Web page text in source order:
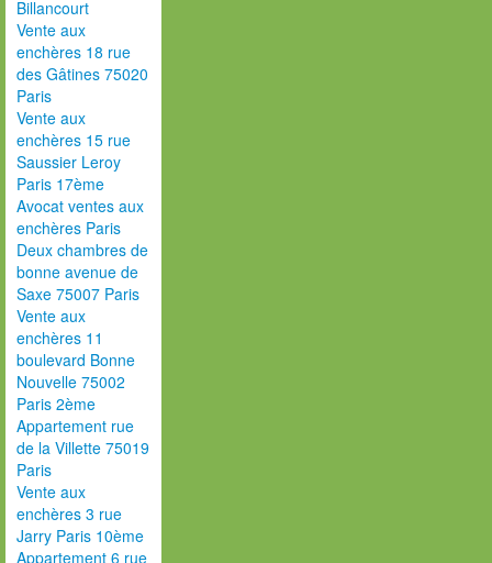
Billancourt
Vente aux
enchères 18 rue
des Gâtines 75020
Paris
Vente aux
enchères 15 rue
Saussier Leroy
Paris 17ème
Avocat ventes aux
enchères Paris
Deux chambres de
bonne avenue de
Saxe 75007 Paris
Vente aux
enchères 11
boulevard Bonne
Nouvelle 75002
Paris 2ème
Appartement rue
de la Villette 75019
Paris
Vente aux
enchères 3 rue
Jarry Paris 10ème
Appartement 6 rue